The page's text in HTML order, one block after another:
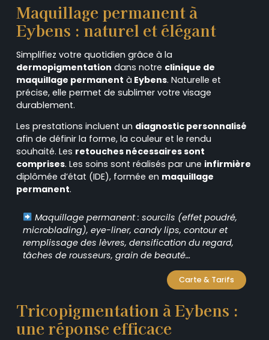
Maquillage permanent à
Eybens : naturel et élégant
Simplifiez votre quotidien grâce à la
dermopigmentation dans notre clinique de
maquillage permanent à Eybens. Naturelle et
précise, elle permet de sublimer votre visage
durablement.
Les prestations incluent un diagnostic personnalisé
afin de définir la forme, la couleur et le rendu
souhaité. Les retouches nécessaires sont
comprises. Les soins sont réalisés par une infirmière
diplômée d’état (IDE), formée en maquillage
permanent.
Maquillage permanent : sourcils (effet poudré,
microblading), eye-liner, candy lips, contour et
remplissage des lèvres, densification du regard,
tâches de rousseurs, grain de beauté…
Carte & Tarifs
Tricopigmentation à Eybens :
une réponse efficace